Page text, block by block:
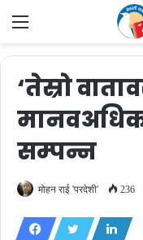
Menu
‘तेस्रो
सम्पन्न
मोहन राई 'परदेशी' 236